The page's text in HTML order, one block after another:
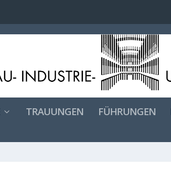
TRAUUNGEN FÜHRUNGEN